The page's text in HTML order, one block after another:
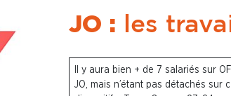
JO : les
l y aura bien + de 7 salariés sur
JO, mais n’étant pas détachés sur